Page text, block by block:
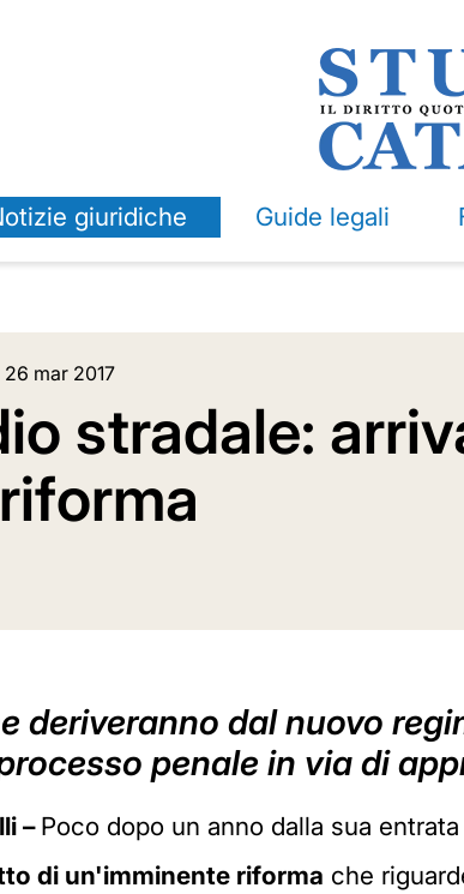
giuridiche Guide legali
26 mar 2017
stradale:
deriveranno dal nuovo
penale in via di
–Poco dopo un anno dalla sua
di un'imminente riforma che